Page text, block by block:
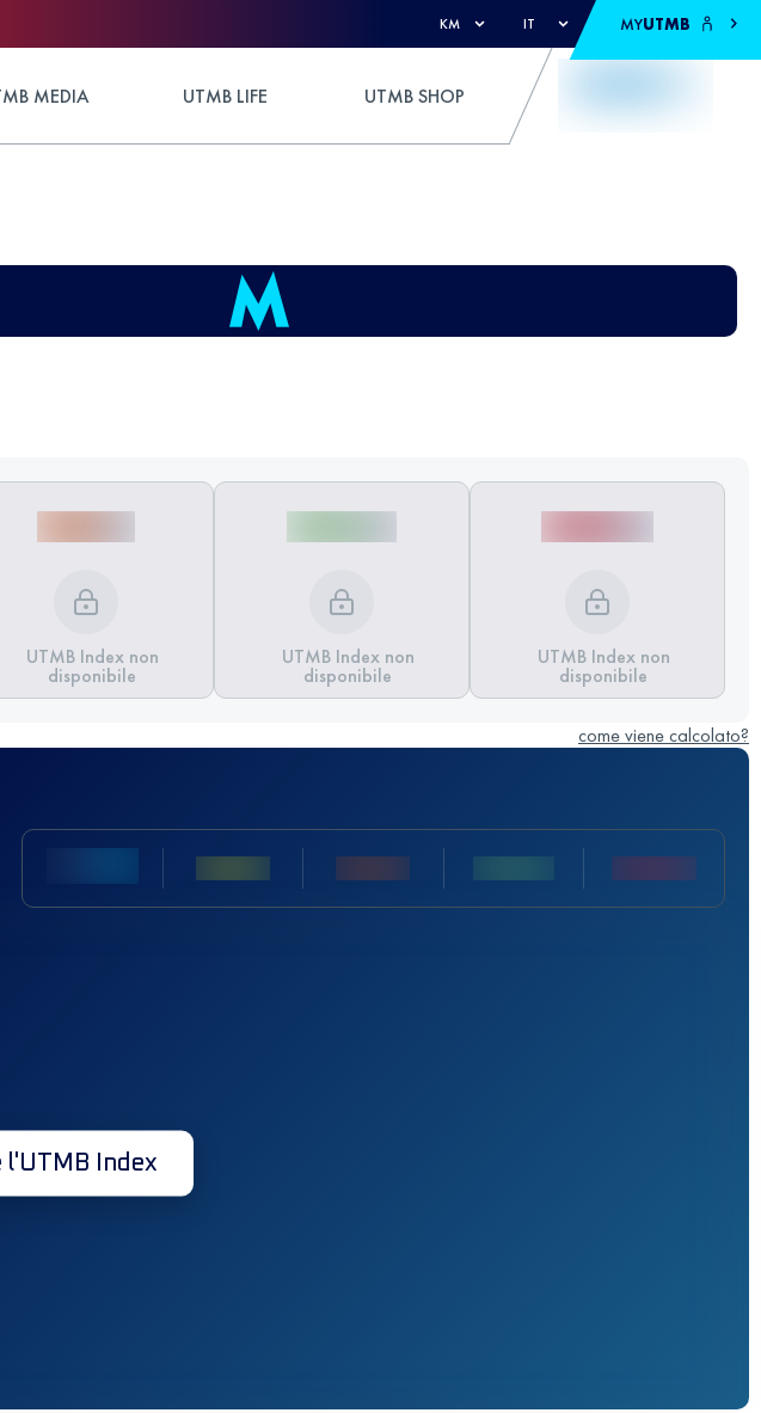
KM IT MYUTMB
MEDIA UTMB LIFE UTMB SHOP
UTMB Index non
disponibile
UTMB Index non
disponibile
UTMB Index non
disponibile
come viene calcolato?
l'UTMB Index